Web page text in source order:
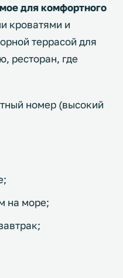
для комфортного
кроватями и
террасой для
ресторан, где
номер (высокий
на море;